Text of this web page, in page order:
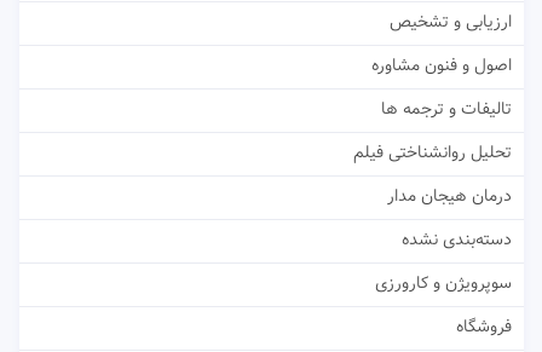
ارزیابی و تشخیص
اصول و فنون مشاوره
تالیفات و ترجمه ها
تحلیل روانشناختی فیلم
درمان هیجان مدار
دسته‌بندی نشده
سوپرویژن و کارورزی
فروشگاه